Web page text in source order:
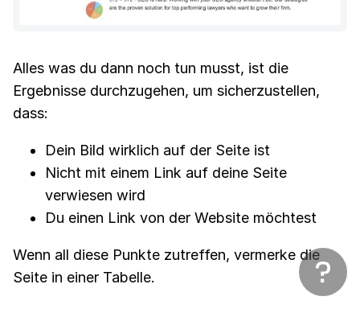
Alles was du dann noch tun musst, ist die
Ergebnisse durchzugehen, um sicherzustellen,
dass:
Dein Bild wirklich auf der Seite ist
Nicht mit einem Link auf deine Seite
verwiesen wird
Du einen Link von der Website möchtest
Wenn all diese Punkte zutreffen, vermerke die
Seite in einer Tabelle.